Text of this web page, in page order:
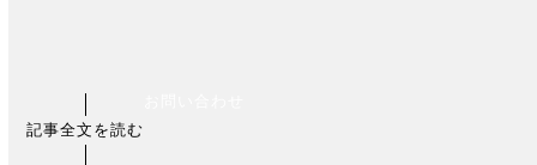
記事全文を読む